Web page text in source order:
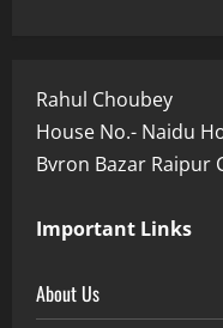
Rahul Choubey
House No.- Naidu
Bvron Bazar Raipur
Important Links
About Us